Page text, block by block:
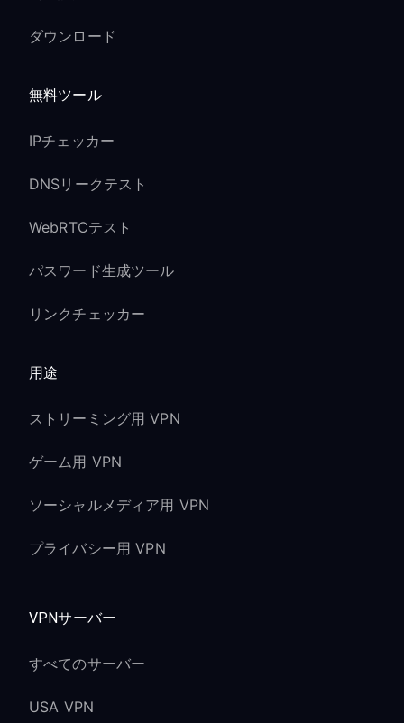
ダウンロード
無料ツール
IPチェッカー
DNSリークテスト
WebRTCテスト
パスワード生成ツール
リンクチェッカー
用途
ストリーミング用 VPN
ゲーム用 VPN
ソーシャルメディア用 VPN
プライバシー用 VPN
VPNサーバー
すべてのサーバー
USA VPN